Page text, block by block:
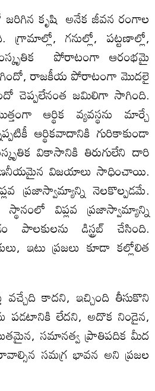
కృషి అనేక జీవన రంగాల
గనుల్లో, పట్టణాల్లో,
పోరాటంగా ఆరంభమై
రాజకీయ పోరాటంగా మొదలై
చెప్పలేనంత జమిలిగా సాగింది.
ఆర్థిక వ్యవస్థను మార్చే
ఆర్థికవాదానికి గురికాకుండా
వికాసానికి తిరుగులేని దారి
విజయాలు సాధించాయి.
ప్రజాస్వామ్యాన్ని నెలకొల్పడమే.
విప్లవ ప్రజాస్వామ్యాన్ని
పాలకులను డిస్ట్రబ్‌ చేసింది.
ఇటు ప్రజలు కూడా కల్లోలిత
వచ్చేది కాదని, ఇచ్చింది తీసుకొని
పడటానికి లేదని, అదొక నిండైన,
సమానత్వ ప్రాతిపదిక మీద
సమగ్ర భావన అని ప్రజల